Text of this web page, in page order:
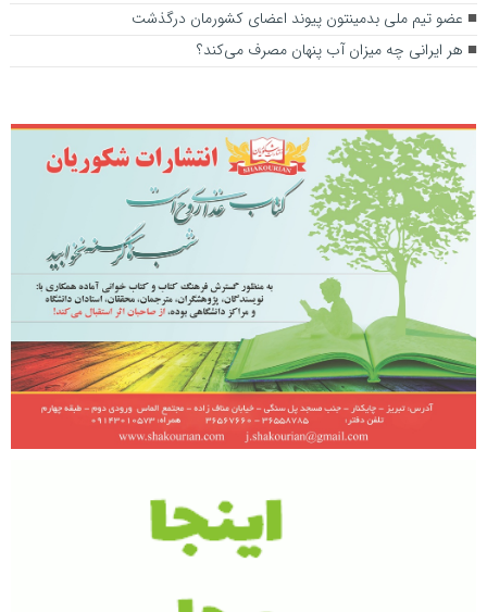
عضو تیم ملی بدمینتون پیوند اعضای کشورمان درگذشت
هر ایرانی چه میزان آب پنهان مصرف می‌کند؟